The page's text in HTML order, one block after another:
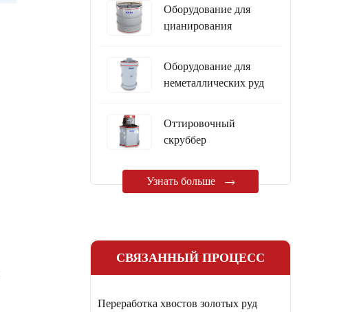
Оборудование для
цианирования
Оборудование для
неметаллических руд
Oттировочный
скруббер
Узнать больше
СВЯЗАННЫЙ ПРОЦЕСС
Переработка хвостов золотых руд